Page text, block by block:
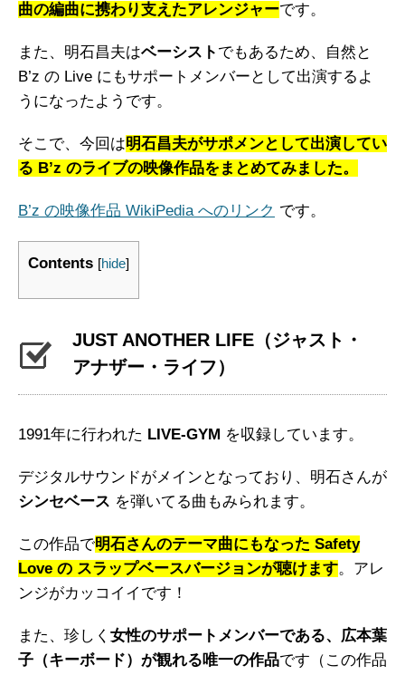
曲の編曲に携わり支えたアレンジャーです。
また、明石昌夫はベーシスト でもあるため、自然と
B’z の Live にもサポートメンバーとして出演するよ
うになったようです。
そこで、今回は明石昌夫がサポメンとして出演してい
る B’z のライブの映像作品をまとめてみました。
B’z の映像作品 WikiPedia へのリンク です。
Contents [hide]
JUST ANOTHER LIFE （ジャスト・
アナザー・ライフ）
1991年に行われた LIVE-GYM を収録しています。
デジタルサウンドがメインとなっており、明石さんが
シンセベース を弾いてる曲もみられます。
この作品で明石さんのテーマ曲にもなった Safety
Love の スラップベースバージョンが聴けます。アレ
ンジがカッコイイです！
また、珍しく 女性のサポートメンバーである、広本葉
子（キーボード）が観れる唯一の作品です（この作品